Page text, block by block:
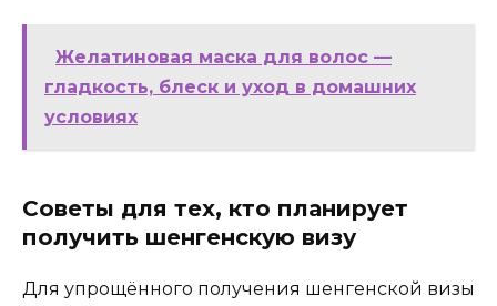
Желатиновая маска для волос —
гладкость, блеск и уход в домашних
условиях
Советы для тех, кто планирует
получить шенгенскую визу
Для упрощённого получения шенгенской визы